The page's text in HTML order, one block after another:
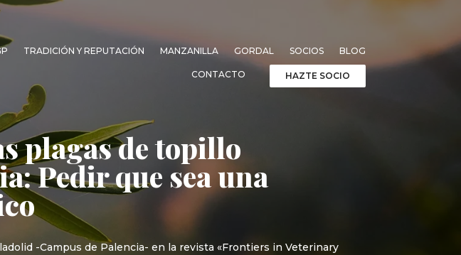
TRADICIÓN Y REPUTACIÓN MANZANILLA GORDAL SOCIOS BLOG
CONTACTO HAZTE SOCIO
plagas de topillo
Pedir que sea una
-Campus de Palencia- en la revista «Frontiers in Veterinary